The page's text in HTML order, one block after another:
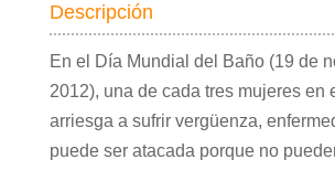
Descripción
En el Día Mundial del Baño (19 de
2012), una de cada tres mujeres en
arriesga a sufrir vergüenza,
puede ser atacada porque no